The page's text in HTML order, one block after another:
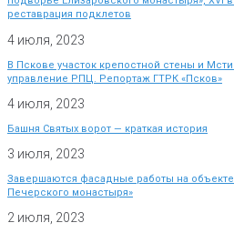
реставрация подклетов
4 июля, 2023
В Пскове участок крепостной стены и
управление РПЦ. Репортаж ГТРК «Псков»
4 июля, 2023
Башня Святых ворот — краткая история
3 июля, 2023
Завершаются фасадные работы на
Печерского монастыря»
2 июля, 2023